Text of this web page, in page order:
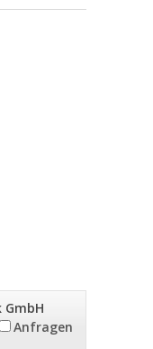
Anfragen